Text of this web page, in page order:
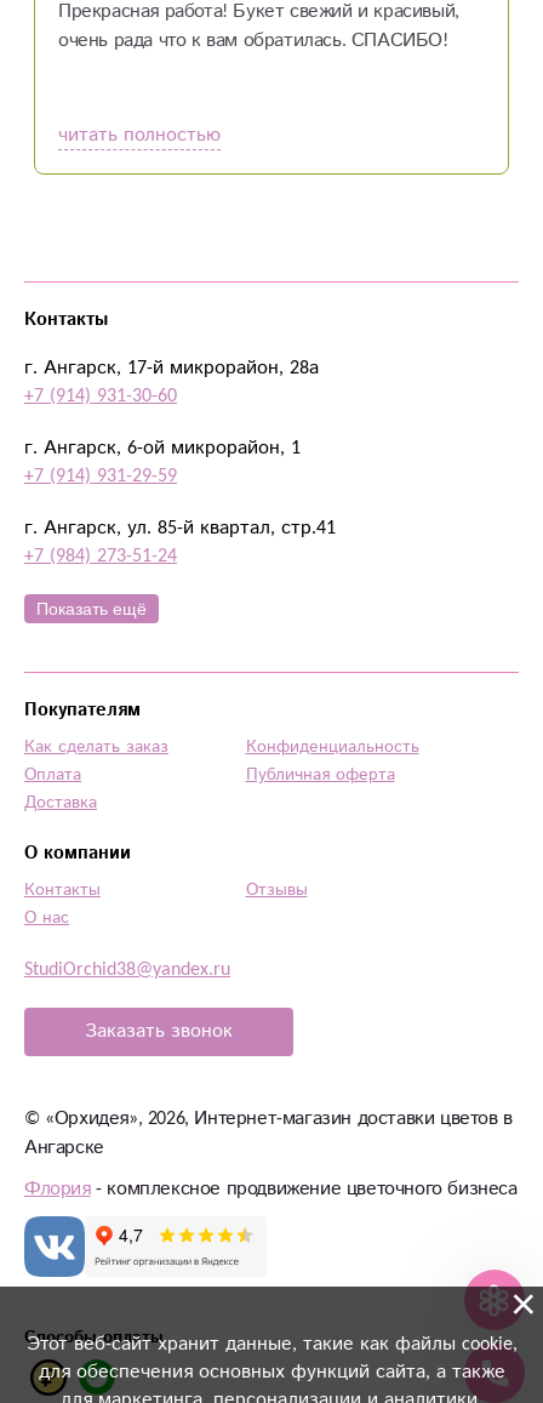
Прекрасная работа! Букет свежий и красивый,
очень рада что к вам обратилась. СПАСИБО!
читать полностью
Этот веб-сайт хранит данные, такие как файлы cookie,
для обеспечения основных функций сайта, а также
×
Контакты
г. Ангарск, 17-й микрорайон, 28а
+7 (914) 931-30-60
г. Ангарск, 6-ой микрорайон, 1
+7 (914) 931-29-59
г. Ангарск, ул. 85-й квартал, стр.41
+7 (984) 273-51-24
Показать ещё
StudiOrchid38@yandex.ru
Заказать звонок
Покупателям
Как сделать заказ
Оплата
Доставка
Конфиденциальность
Публичная оферта
О компании
Контакты
О нас
Отзывы
© «Орхидея», 2026, Интернет-магазин доставки цветов в
Ангарске
Флория- комплексное продвижение цветочного бизнеса
Способы оплаты